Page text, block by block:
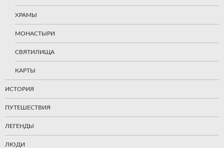
ХРАМЫ
МОНАСТЫРИ
СВЯТИЛИЩА
КАРТЫ
ИСТОРИЯ
ПУТЕШЕСТВИЯ
ЛЕГЕНДЫ
ЛЮДИ